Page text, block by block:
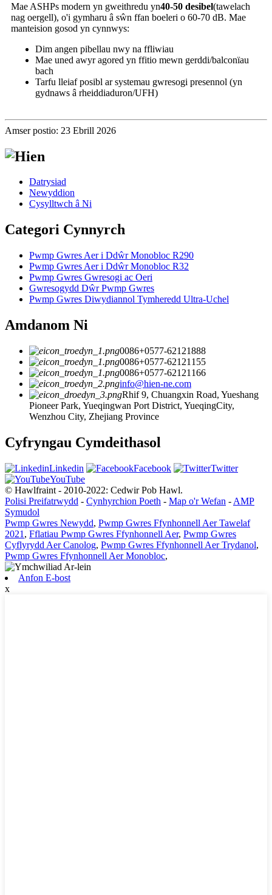
Mae ASHPs modern yn gweithredu yn40-50 desibel(tawelach
nag oergell), o'i gymharu â sŵn ffan boeleri o 60-70 dB. Mae
manteision gosod yn cynnwys:
Dim angen pibellau nwy na ffliwiau
Mae uned awyr agored yn ffitio mewn gerddi/balconïau
bach
Tarfu lleiaf posibl ar systemau gwresogi presennol (yn
gydnaws â rheiddiaduron/UFH)
Amser postio: 23 Ebrill 2026
Datrysiad
Newyddion
Cysylltwch â Ni
Categori Cynnyrch
Pwmp Gwres Aer i Ddŵr Monobloc R290
Pwmp Gwres Aer i Ddŵr Monobloc R32
Pwmp Gwres Gwresogi ac Oeri
Gwresogydd Dŵr Pwmp Gwres
Pwmp Gwres Diwydiannol Tymheredd Ultra-Uchel
Amdanom Ni
0086+0577-62121888
0086+0577-62121155
0086+0577-62121166
info@hien-ne.com
Rhif 9, Chuangxin Road, Yueshang
Pioneer Park, Yueqingwan Port District, YueqingCity,
Wenzhou City, Zhejiang Province
Cyfryngau Cymdeithasol
Linkedin Facebook
Twitter
YouTube
© Hawlfraint - 2010-2022: Cedwir Pob Hawl.
Polisi Preifatrwydd - Cynhyrchion Poeth - Map o'r Wefan - AMP
Symudol
Pwmp Gwres Newydd, Pwmp Gwres Ffynhonnell Aer Tawelaf
2021 , Fflatiau Pwmp Gwres Ffynhonnell Aer, Pwmp Gwres
Cyflyrydd Aer Canolog, Pwmp Gwres Ffynhonnell Aer Trydanol,
Pwmp Gwres Ffynhonnell Aer Monobloc,
Anfon E-bost
x